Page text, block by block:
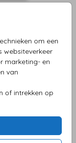
om een
websiteverkeer
marketing- en
van
of intrekken op